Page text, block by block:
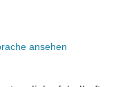
ansehen